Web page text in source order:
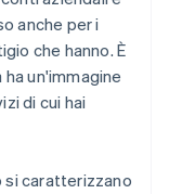
anche per i
che hanno. È
un'immagine
di cui hai
si caratterizzano